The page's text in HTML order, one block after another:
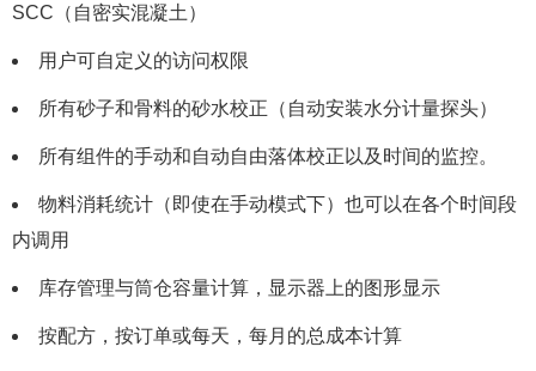
SCC（自密实混凝土）
用户可自定义的访问权限
所有砂子和骨料的砂水校正（自动安装水分计量探头）
所有组件的手动和自动自由落体校正以及时间的监控。
物料消耗统计（即使在手动模式下）也可以在各个时间段
内调用
库存管理与筒仓容量计算，显示器上的图形显示
按配方，按订单或每天，每月的总成本计算